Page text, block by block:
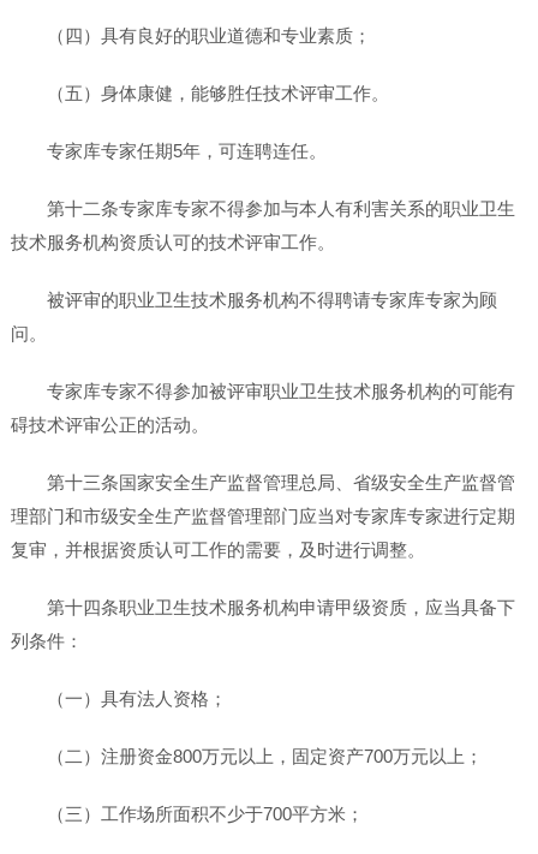
（四）具有良好的职业道德和专业素质；
（五）身体康健，能够胜任技术评审工作。
专家库专家任期5年，可连聘连任。
第十二条专家库专家不得参加与本人有利害关系的职业卫生
技术服务机构资质认可的技术评审工作。
被评审的职业卫生技术服务机构不得聘请专家库专家为顾
问。
专家库专家不得参加被评审职业卫生技术服务机构的可能有
碍技术评审公正的活动。
第十三条国家安全生产监督管理总局、省级安全生产监督管
理部门和市级安全生产监督管理部门应当对专家库专家进行定期
复审，并根据资质认可工作的需要，及时进行调整。
第十四条职业卫生技术服务机构申请甲级资质，应当具备下
列条件：
（一）具有法人资格；
（二）注册资金800万元以上，固定资产700万元以上；
（三）工作场所面积不少于700平方米；